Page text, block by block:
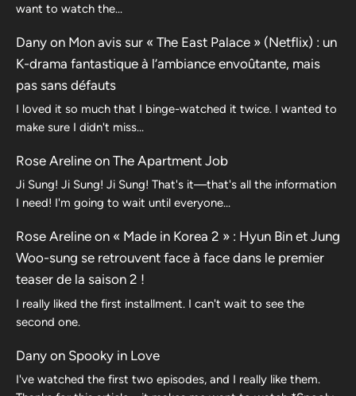
want to watch the...
Dany on Mon avis sur « The East Palace » (Netflix) : un
K-drama fantastique à l’ambiance envoûtante, mais
pas sans défauts
I loved it so much that I binge-watched it twice. I wanted to
make sure I didn't miss…
Rose Areline on The Apartment Job
Ji Sung! Ji Sung! Ji Sung! That's it—that's all the information
I need! I'm going to wait until everyone…
Rose Areline on « Made in Korea 2 » : Hyun Bin et Jung
Woo-sung se retrouvent face à face dans le premier
teaser de la saison 2 !
I really liked the first installment. I can't wait to see the
second one.
Dany on Spooky in Love
I've watched the first two episodes, and I really like them.